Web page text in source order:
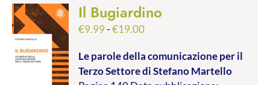
Il Bugiardino
€9.99-€19.00Fascia
prezzo:
da
Le parole della comunicazione per il
Terzo Settoredi Stefano Martello